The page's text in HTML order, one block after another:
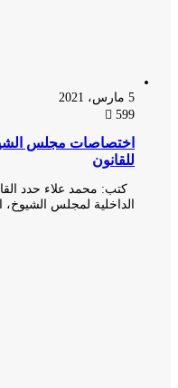
اختصاصات مجلس الشيوخ
للقانون
الداخلية لمجلس الشيوخ،